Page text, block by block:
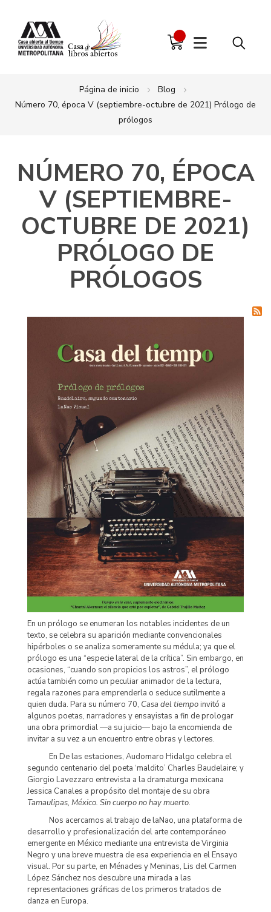
Página de inicio
Blog
Número 70, época V (septiembre-octubre de 2021) Prólogo de
prólogos
NÚMERO 70, ÉPOCA
V (SEPTIEMBRE-
OCTUBRE DE 2021)
PRÓLOGO DE
PRÓLOGOS
En un prólogo se enumeran los notables incidentes de un
texto, se celebra su aparición mediante convencionales
hipérboles o se analiza someramente su médula; ya que el
prólogo es una “especie lateral de la crítica”. Sin embargo, en
ocasiones, “cuando son propicios los astros”, el prólogo
actúa también como un peculiar animador de la lectura,
regala razones para emprenderla o seduce sutilmente a
quien duda. Para su número 70, Casa del tiempoinvitó a
algunos poetas, narradores y ensayistas a fin de prologar
una obra primordial —a su juicio— bajo la encomienda de
invitar a su vez a un encuentro entre obras y lectores.
En De las estaciones, Audomaro Hidalgo celebra el
segundo centenario del poeta ‘maldito’ Charles Baudelaire; y
Giorgio Lavezzaro entrevista a la dramaturga mexicana
Jessica Canales a propósito del montaje de su obra
Tamaulipas, México. Sin cuerpo no hay muerto.
Nos acercamos al trabajo de laNao, una plataforma de
desarrollo y profesionalización del arte contemporáneo
emergente en México mediante una entrevista de Virginia
Negro y una breve muestra de esa experiencia en el Ensayo
visual. Por su parte, en Ménades y Meninas, Lis del Carmen
López Sánchez nos descubre una mirada a las
representaciones gráficas de los primeros tratados de
danza en Europa.